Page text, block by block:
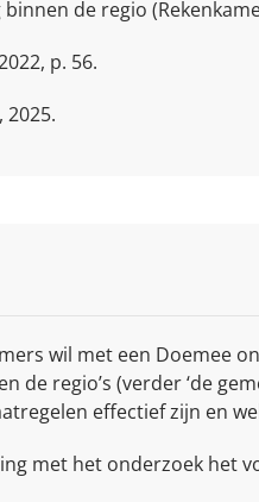
de regio
p. 56.
2025.
wil met een Doemee
de regio’s (verder ‘de
effectief zijn en
met het onderzoek het